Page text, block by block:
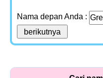
Nama depan Anda :